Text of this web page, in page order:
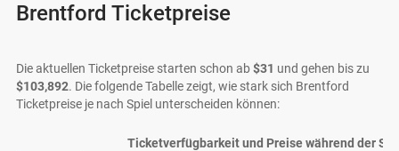
Brentford Ticketpreise
Die aktuellen Ticketpreise starten schon ab$31 und gehen bis zu
$103,892. Die folgende Tabelle zeigt, wie stark sich Brentford
Ticketpreise je nach Spiel unterscheiden können:
Ticketverfügbarkeit und Preise während der